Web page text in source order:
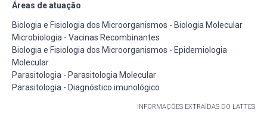
Áreas de atuação
Biologia e Fisiologia dos Microorganismos - Biologia Molecular
Microbiologia - Vacinas Recombinantes
Biologia e Fisiologia dos Microorganismos - Epidemiologia
Molecular
Parasitologia - Parasitologia Molecular
Parasitologia - Diagnóstico imunológico
INFORMAÇÕES EXTRAÍDAS DO LATTES